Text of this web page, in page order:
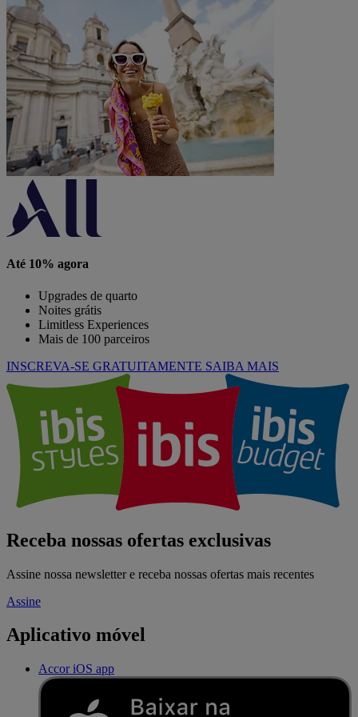
Até 10% agora
Upgrades de quarto
Noites grátis
Limitless Experiences
Mais de 100 parceiros
INSCREVA-SE GRATUITAMENTE SAIBA MAIS
Receba nossas ofertas exclusivas
Assine nossa newsletter e receba nossas ofertas mais recentes
Assine
Aplicativo móvel
Accor iOS app